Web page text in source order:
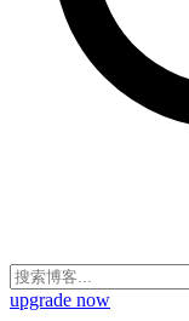
upgrade now